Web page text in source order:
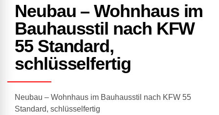
Neubau – Wohnhaus im
Bauhausstil nach KFW
55 Standard,
schlüsselfertig
Neubau – Wohnhaus im Bauhausstil nach KFW 55
Standard, schlüsselfertig